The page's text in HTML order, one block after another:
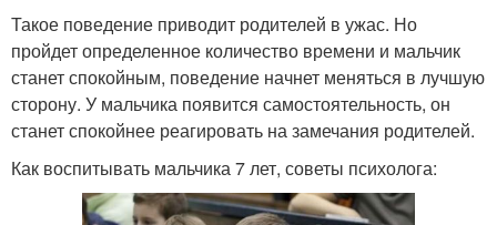
Такое поведение приводит родителей в ужас. Но
пройдет определенное количество времени и мальчик
станет спокойным, поведение начнет меняться в лучшую
сторону. У мальчика появится самостоятельность, он
станет спокойнее реагировать на замечания родителей.
Как воспитывать мальчика 7 лет, советы психолога: